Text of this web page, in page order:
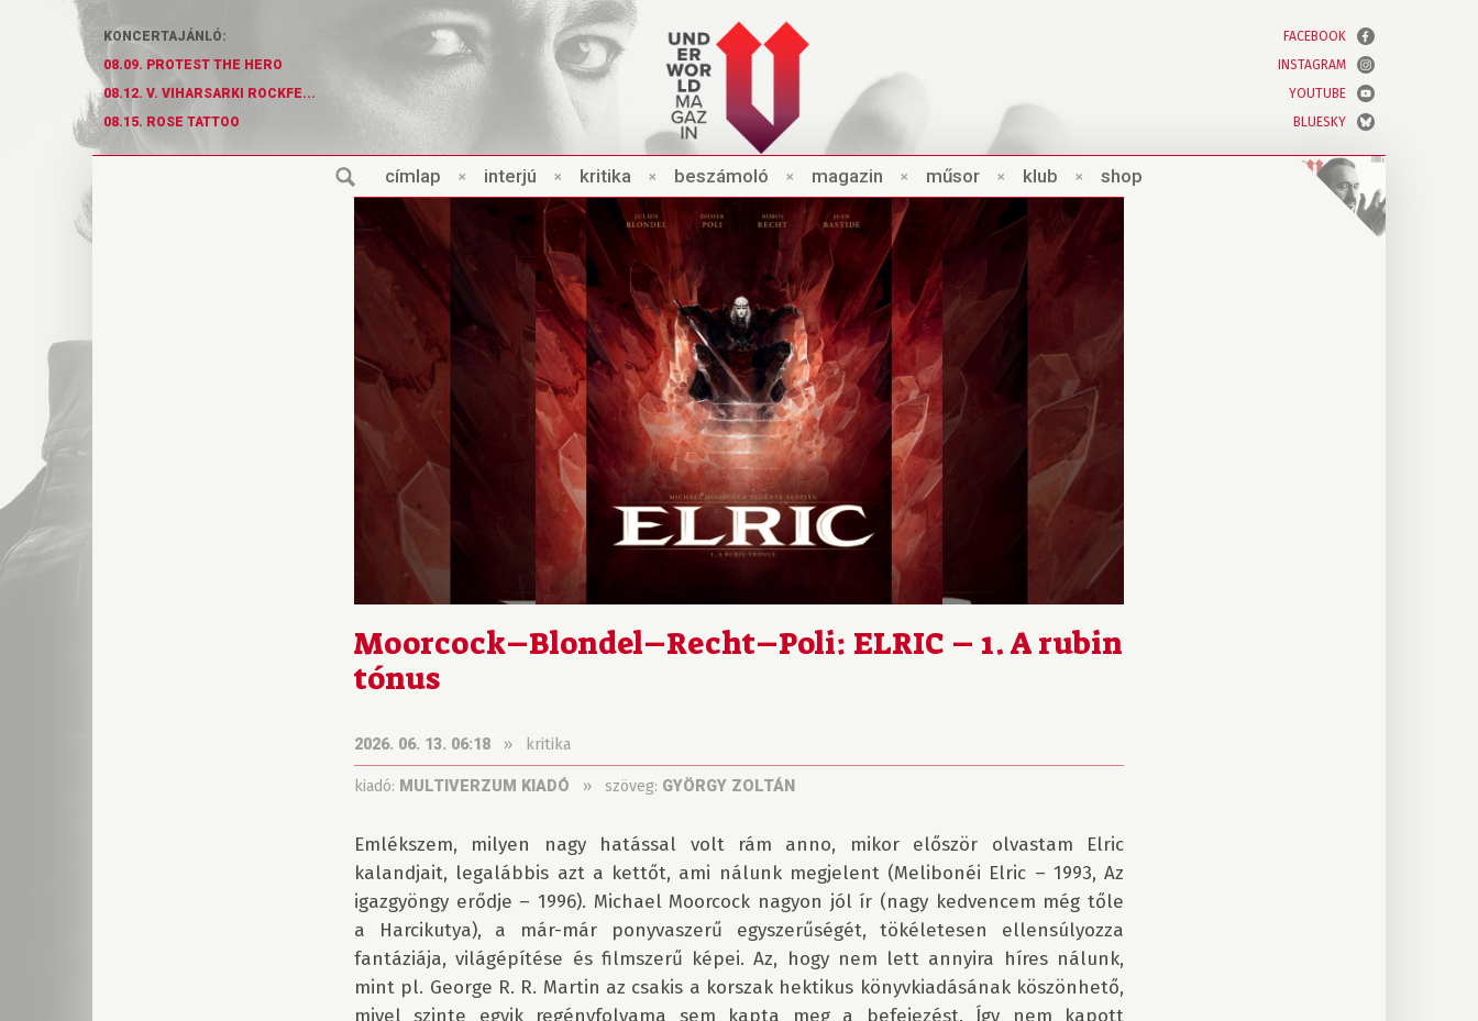
KONCERTAJÁNLÓ:
08.09. PROTEST THE HERO
08.12. V. VIHARSARKI ROCKFE...
08.15. ROSE TATTOO
FACEBOOK
INSTAGRAM
YOUTUBE
BLUESKY
címlap × interjú × kritika × beszámoló × magazin × műsor × klub × shop
Moorcock–Blondel–Recht–Poli: ELRIC – 1. A rubin
tónus
2026. 06. 13. 06:18 » kritika
kiadó: MULTIVERZUM KIADÓ » szöveg: GYÖRGY ZOLTÁN
Emlékszem, milyen nagy hatással volt rám anno, mikor először olvastam Elric
kalandjait, legalábbis azt a kettőt, ami nálunk megjelent (Melibonéi Elric – 1993, Az
igazgyöngy erődje – 1996). Michael Moorcock nagyon jól ír (nagy kedvencem még tőle
a Harcikutya), a már-már ponyvaszerű egyszerűségét, tökéletesen ellensúlyozza
fantáziája, világépítése és filmszerű képei. Az, hogy nem lett annyira híres nálunk,
mint pl. George R. R. Martin az csakis a korszak hektikus könyvkiadásának köszönhető,
mivel szinte egyik regény­folyama sem kapta meg a befejezést. Így nem kapott